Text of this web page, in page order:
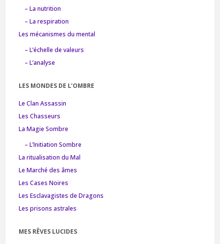
– La nutrition
– La respiration
Les mécanismes du mental
– L’échelle de valeurs
– L’analyse
LES MONDES DE L’OMBRE
Le Clan Assassin
Les Chasseurs
La Magie Sombre
– L’Initiation Sombre
La ritualisation du Mal
Le Marché des âmes
Les Cases Noires
Les Esclavagistes de Dragons
Les prisons astrales
MES RÊVES LUCIDES